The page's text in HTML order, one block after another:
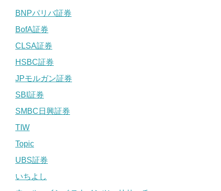
BNPパリバ証券
BofA証券
CLSA証券
HSBC証券
JPモルガン証券
SBI証券
SMBC日興証券
TIW
Topic
UBS証券
いちよし